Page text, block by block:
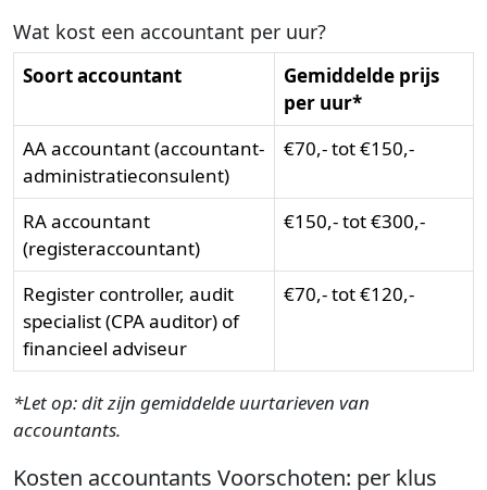
Wat kost een accountant per uur?
Soort accountant
Gemiddelde prijs
per uur*
AA accountant (accountant-
administratieconsulent)
€70,- tot €150,-
RA accountant
(registeraccountant)
€150,- tot €300,-
Register controller, audit
specialist (CPA auditor) of
financieel adviseur
€70,- tot €120,-
*Let op: dit zijn gemiddelde uurtarieven van
accountants.
Kosten accountants Voorschoten: per klus